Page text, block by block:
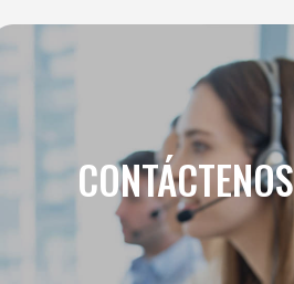
CONTÁCTENOS